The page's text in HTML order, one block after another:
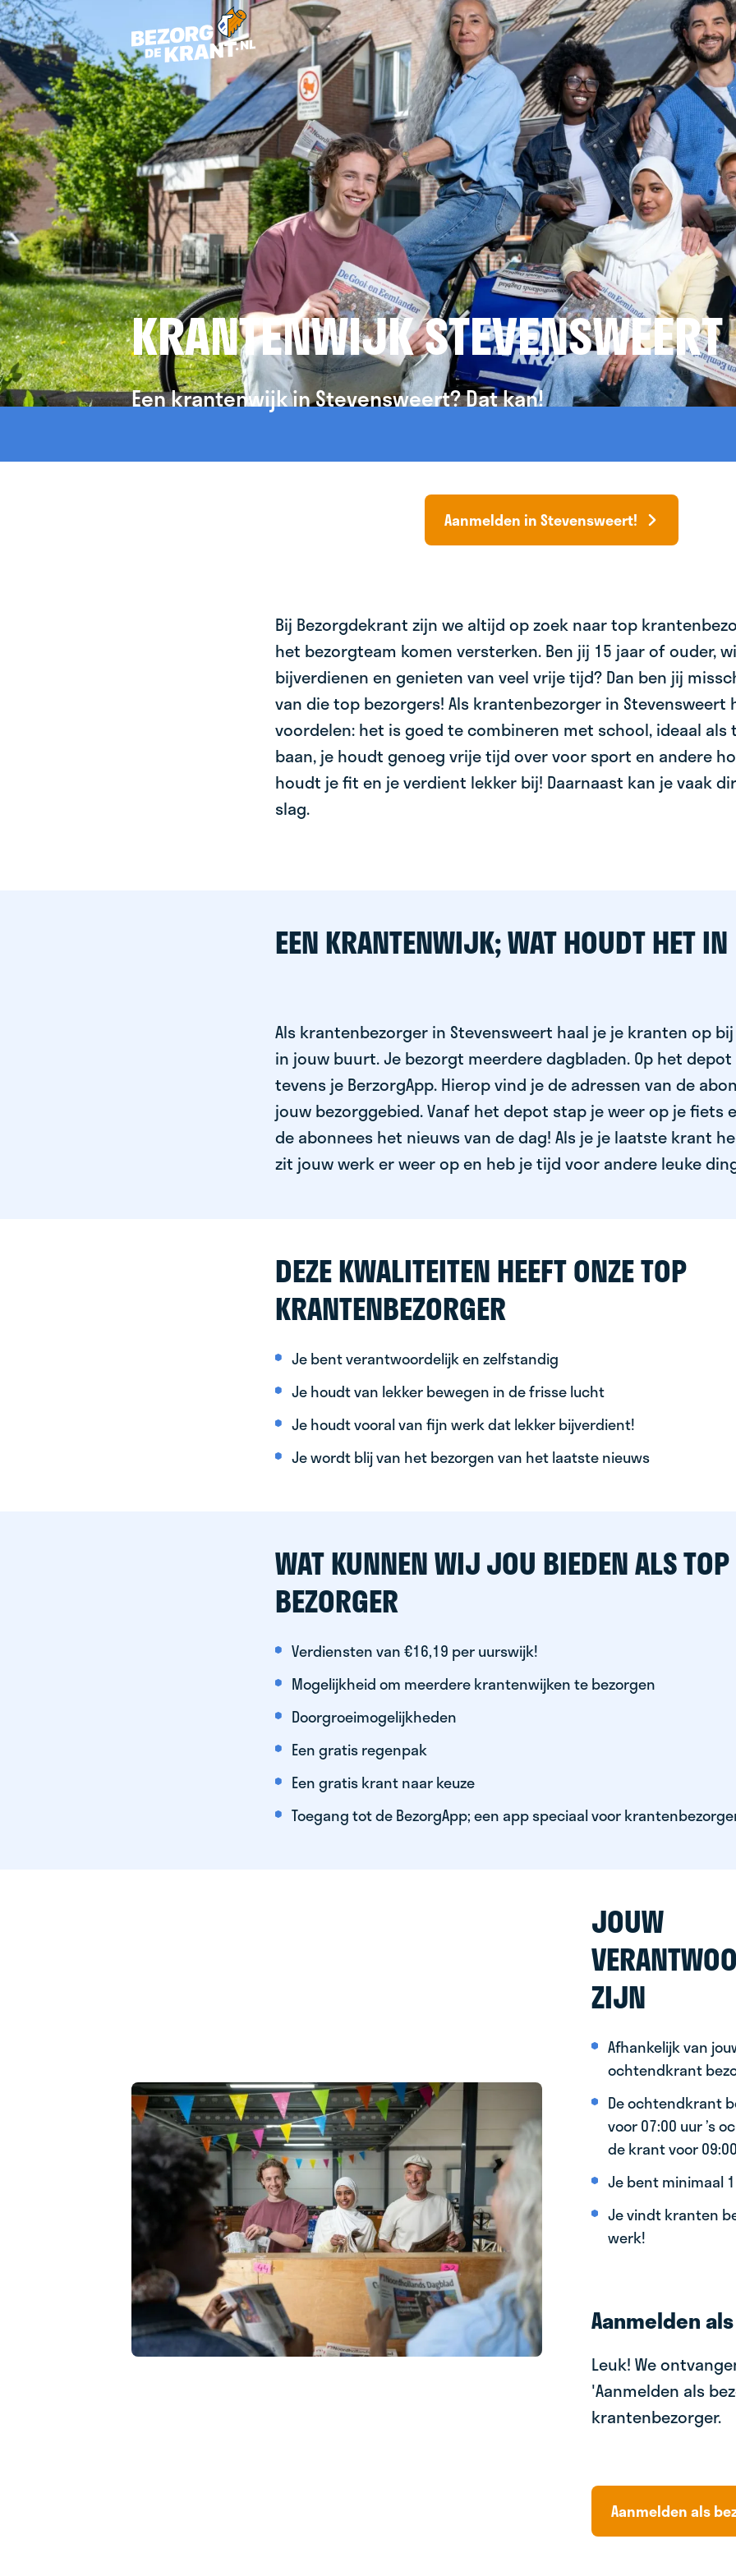
KRANTENWIJK STEVENSWEERT
Een krantenwijk in Stevensweert? Dat kan!
Aanmelden in Stevensweert!
Bij Bezorgdekrant zijn we altijd op zoek naar top
het bezorgteam komen versterken. Ben jij 15 jaar of ouder,
bijverdienen en genieten van veel vrije tijd? Dan ben jij
van die top bezorgers! Als krantenbezorger in Stevensweert
voordelen: het is goed te combineren met school, ideaal als
baan, je houdt genoeg vrije tijd over voor sport en andere
houdt je fit en je verdient lekker bij! Daarnaast kan je vaak
slag.
EEN KRANTENWIJK; WAT HOUDT HET IN
Als krantenbezorger in Stevensweert haal je je kranten op
in jouw buurt. Je bezorgt meerdere dagbladen. Op het
tevens je BerzorgApp. Hierop vind je de adressen van de
jouw bezorggebied. Vanaf het depot stap je weer op je fiets
de abonnees het nieuws van de dag! Als je je laatste krant
zit jouw werk er weer op en heb je tijd voor andere leuke
DEZE KWALITEITEN HEEFT ONZE TOP
KRANTENBEZORGER
Je bent verantwoordelijk en zelfstandig
Je houdt van lekker bewegen in de frisse lucht
Je houdt vooral van fijn werk dat lekker bijverdient!
Je wordt blij van het bezorgen van het laatste nieuws
WAT KUNNEN WIJ JOU BIEDEN ALS TOP
BEZORGER
Verdiensten van €16,19 per uurswijk!
Mogelijkheid om meerdere krantenwijken te bezorgen
Doorgroeimogelijkheden
Een gratis regenpak
Een gratis krant naar keuze
Toegang tot de BezorgApp; een app speciaal voor
JOUW
ZIJN
Afhankelijk van
ochtendkrant
De ochtendkrant
voor 07:00 uur ’s
de krant voor
Je bent minimaal
Je vindt kranten
werk!
Aanmelden
Leuk! We
'Aanmelden als
krantenbezorger.
Aanmelden als